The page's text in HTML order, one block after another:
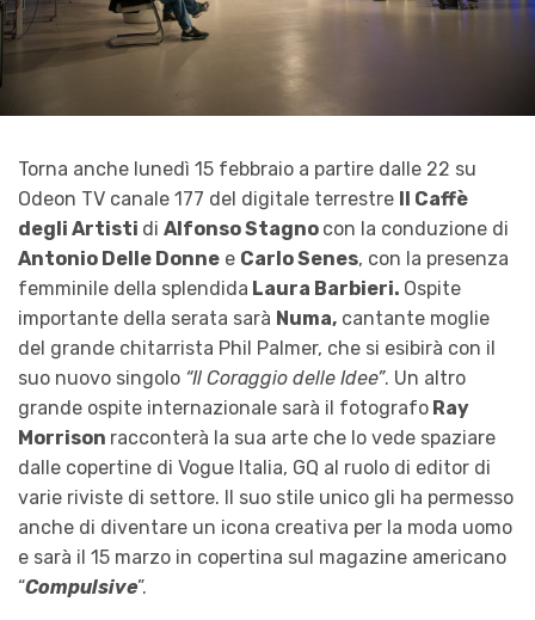
Torna anche lunedì 15 febbraio a partire dalle 22 su
Odeon TV canale 177 del digitale terrestre Il Caffè
degli Artisti di Alfonso Stagno con la conduzione di
Antonio Delle Donne e Carlo Senes, con la presenza
femminile della splendida Laura Barbieri. Ospite
importante della serata sarà Numa, cantante moglie
del grande chitarrista Phil Palmer, che si esibirà con il
suo nuovo singolo “Il Coraggio delle Idee”. Un altro
grande ospite internazionale sarà il fotografo Ray
Morrison racconterà la sua arte che lo vede spaziare
dalle copertine di Vogue Italia, GQ al ruolo di editor di
varie riviste di settore. Il suo stile unico gli ha permesso
anche di diventare un icona creativa per la moda uomo
e sarà il 15 marzo in copertina sul magazine americano
“Compulsive”.